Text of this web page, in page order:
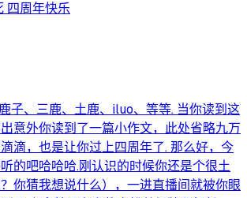
四周年快乐
子、三鹿、土鹿、iluo、等等. 当你读到这
意外你读到了一篇小作文，此处省略九万
滴，也是让你过上四周年了. 那么好，今
的吧哈哈哈.刚认识的时候你还是个很土
你猜我想说什么），一进直播间就被你眼